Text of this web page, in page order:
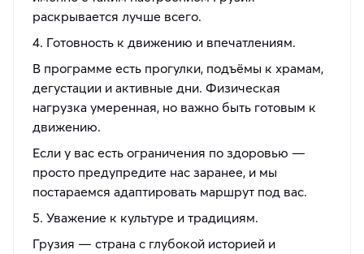
раскрывается лучше всего.
4. Готовность к движению и впечатлениям.
В программе есть прогулки, подъёмы к храмам,
дегустации и активные дни. Физическая
нагрузка умеренная, но важно быть готовым к
движению.
Если у вас есть ограничения по здоровью —
просто предупредите нас заранее, и мы
постараемся адаптировать маршрут под вас.
5. Уважение к культуре и традициям.
Грузия — страна с глубокой историей и